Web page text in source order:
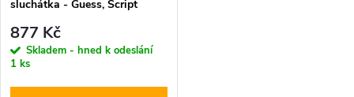
sluchátka - Guess, Script
877 Kč
Skladem - hned k odeslání
1 ks